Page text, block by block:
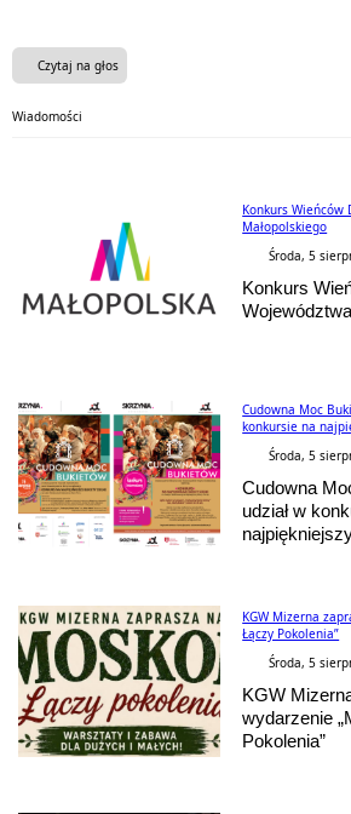
Czytaj na głos
Wiadomości
Konkurs Wieńców
Małopolskiego
Środa, 5
Konkurs
Cudowna Moc
konkursie na
Środa, 5
Cudowna
udział w
KGW Mizerna
Łączy Pokolenia”
Środa, 5
KGW
wydarzenie
Pokolenia”